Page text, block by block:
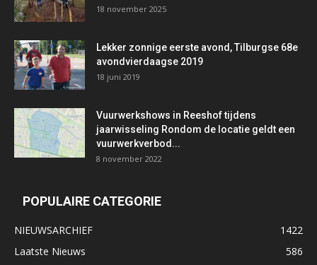
18 november 2025
Lekker zonnige eerste avond, Tilburgse 68e
avondvierdaagse 2019
18 juni 2019
Vuurwerkshows in Reeshof tijdens
jaarwisseling Rondom de locatie geldt een
vuurwerkverbod...
8 november 2022
POPULAIRE CATEGORIE
NIEUWSARCHIEF
1422
Laatste Nieuws
586